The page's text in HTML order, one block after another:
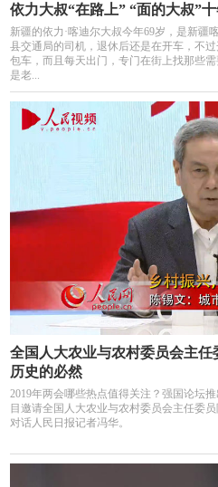
依力大叔“在路上” “面的大叔”
新疆的依力·喀迪尔大叔今年69岁，是新疆
县交通局的司机，退休后还是在开车，不
包车，而且每天出门，专门在街上找那些
是老...
全国人大农业与农村委员会主
历史的必然
2019年两会哪些热点值得关注？强国论坛
目邀请全国人大农业与农村委员会主任委
对话人民日报记者冯华。